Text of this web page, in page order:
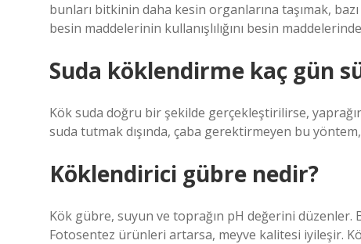
bunları bitkinin daha kesin organlarına taşımak,
besin maddelerinin kullanışlılığını besin
Suda köklendirme kaç gün
Kök suda doğru bir şekilde gerçekleştirilirse,
suda tutmak dışında, çaba gerektirmeyen bu
Köklendirici gübre nedir?
Kök gübre, suyun ve toprağın pH değerini düzenler.
Fotosentez ürünleri artarsa, meyve kalitesi iyileşir.